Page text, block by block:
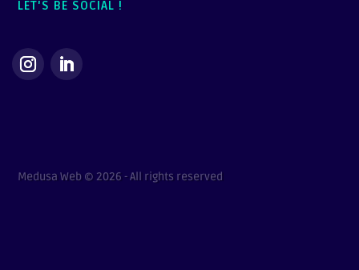
LET'S BE SOCIAL !
Medusa Web © 2026 - All rights reserved